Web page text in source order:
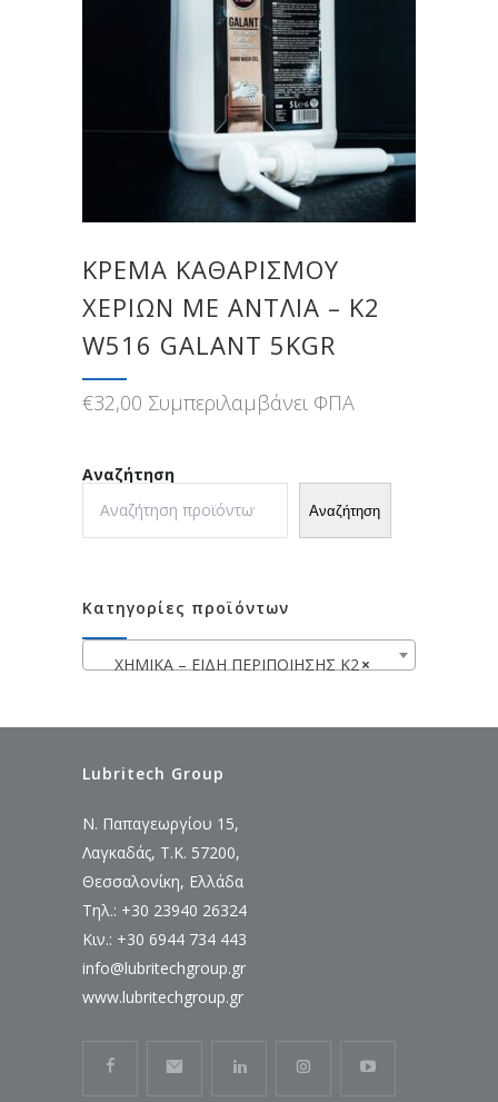
ΚΡΕΜΑ ΚΑΘΑΡΙΣΜΟΥ
ΧΕΡΙΩΝ ΜΕ ΑΝΤΛΙΑ – K2
W516 GALANT 5KGR
€32,00 Συμπεριλαμβάνει ΦΠΑ
Αναζήτηση
Αναζήτηση
Κατηγορίες προϊόντων
×
XHMIKA – ΕΙΔΗ ΠΕΡΙΠΟΙΗΣΗΣ K2
Lubritech Group
Ν. Παπαγεωργίου 15,
Λαγκαδάς, Τ.Κ. 57200,
Θεσσαλονίκη, Ελλάδα
Τηλ.: +30 23940 26324
Κιν.: +30 6944 734 443
info@lubritechgroup.gr
www.lubritechgroup.gr